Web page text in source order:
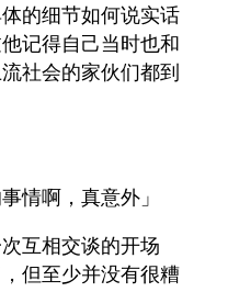
的细节如何说实话
记得自己当时也和
社会的家伙们都到
情啊，真意外」
互相交谈的开场
但至少并没有很糟